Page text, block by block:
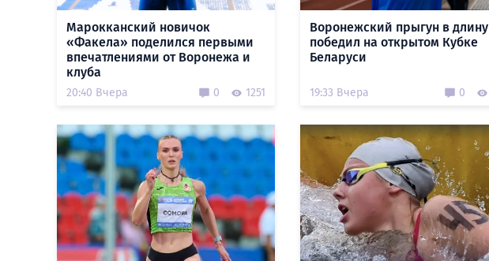
Марокканский новичок
«Факела» поделился первыми
впечатлениями от Воронежа и
клуба
20:40 Вчера 0 1251
Воронежский прыгун в длину
победил на открытом Кубке
Беларуси
19:33 Вчера 0